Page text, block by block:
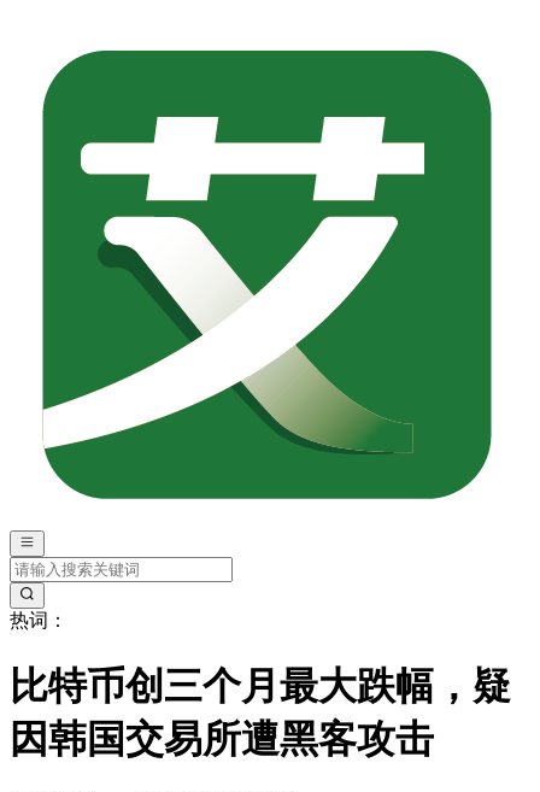
热词：
比特币创三个月最大跌幅，疑
因韩国交易所遭黑客攻击